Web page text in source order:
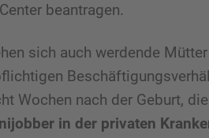
beantragen.
sich auch werdende
Wochen nach der Geburt,
in der privaten